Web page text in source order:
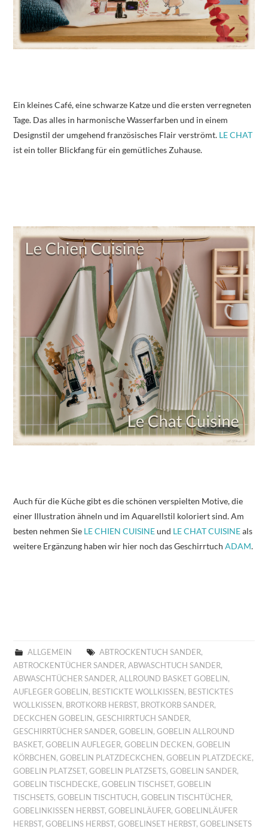
Ein kleines Café, eine schwarze Katze und die ersten verregneten
Tage. Das alles in harmonische Wasserfarben und in einem
Designstil der umgehend französisches Flair verströmt. LE CHAT
ist ein toller Blickfang für ein gemütliches Zuhause.
Auch für die Küche gibt es die schönen verspielten Motive, die
einer Illustration ähneln und im Aquarellstil koloriert sind. Am
besten nehmen Sie LE CHIEN CUISINEund LE CHAT CUISINEals
weitere Ergänzung haben wir hier noch das GeschirrtuchADAM.
ALLGEMEIN ABTROCKENTUCH SANDER,
ABTROCKENTÜCHER SANDER,ABWASCHTUCH SANDER,
ABWASCHTÜCHER SANDER,ALLROUND BASKET GOBELIN ,
AUFLEGER GOBELIN , BESTICKTE WOLLKISSEN , BESTICKTES
WOLLKISSEN , BROTKORB HERBST, BROTKORB SANDER,
DECKCHEN GOBELIN ,GESCHIRRTUCH SANDER,
GESCHIRRTÜCHER SANDER,GOBELIN ,GOBELIN ALLROUND
BASKET,GOBELIN AUFLEGER,GOBELIN DECKEN ,GOBELIN
KÖRBCHEN ,GOBELIN PLATZDECKCHEN ,GOBELIN PLATZDECKE,
GOBELIN PLATZSET,GOBELIN PLATZSETS,GOBELIN SANDER,
GOBELIN TISCHDECKE,GOBELIN TISCHSET,GOBELIN
TISCHSETS,GOBELIN TISCHTUCH ,GOBELIN TISCHTÜCHER,
GOBELINKISSEN HERBST,GOBELINLÄUFER,GOBELINLÄUFER
HERBST,GOBELINS HERBST,GOBELINSET HERBST,GOBELINSETS